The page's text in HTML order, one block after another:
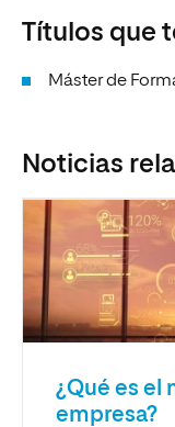
Títulos que
Máster de
Noticias
¿Qué es el
empresa?